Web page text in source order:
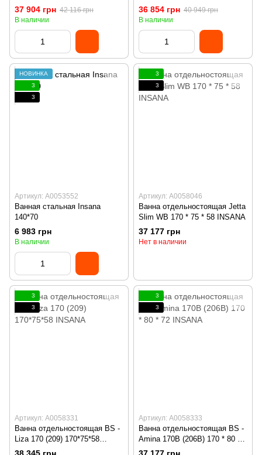
INSANA
37 904 грн 42 116 грн
В наличии
INSANA
36 854 грн 40 949 грн
В наличии
НОВИНКА
3
3
Артикул: А0053552
Ванная стальная Insana
140*70
6 983 грн
В наличии
3
3
Артикул: А0058046
Ванна отдельностоящая Jetta
Slim WB 170 * 75 * 58 INSANA
37 177 грн
Нет в наличии
3
3
Артикул: А0058331
Ванна отдельностоящая BS -
Liza 170 (209) 170*75*58
INSANA
3
3
Артикул: А0058333
Ванна отдельностоящая BS -
Amina 170B (206B) 170 * 80 *
72 INSANA